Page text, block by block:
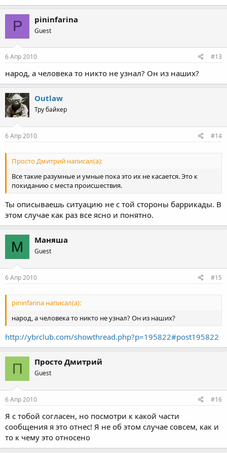
P pininfarina
Guest
6 Апр 2010 #13
народ, а человека то никто не узнал? Он из наших?
Outlaw
Тру байкер
6 Апр 2010 #14
Просто Дмитрий написал(а):
Все такие разумные и умные пока это их не касается. Это к
покиданию с места происшествия.
Ты описываешь ситуацию не с той стороны баррикады. В
этом случае как раз все ясно и понятно.
М Маняша
Guest
6 Апр 2010 #15
pininfarina написал(а):
народ, а человека то никто не узнал? Он из наших?
http://ybrclub.com/showthread.php?p=195822#post195822
П Просто Дмитрий
Guest
6 Апр 2010 #16
Я с тобой согласен, но посмотри к какой части
сообщения я это отнес! Я не об этом случае совсем, как и
то к чему это относено